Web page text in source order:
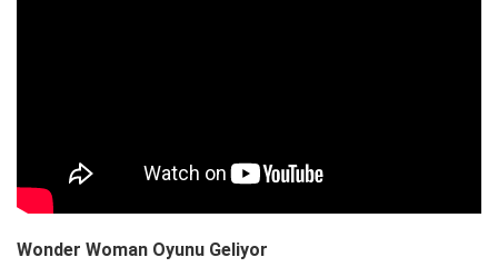
Wonder Woman Oyunu Geliyor